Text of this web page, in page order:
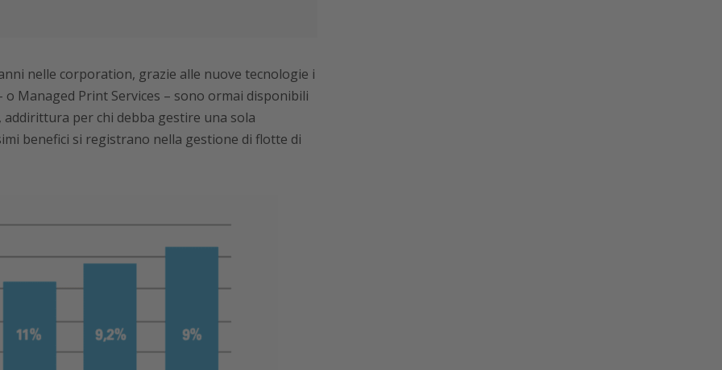
nelle corporation, grazie alle nuove tecnologie i
o Managed Print Services – sono ormai disponibili
addirittura per chi debba gestire una sola
benefici si registrano nella gestione di flotte di